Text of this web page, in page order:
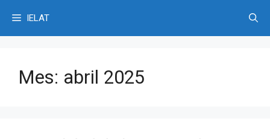
contenido
IELAT
Mes: abril 2025